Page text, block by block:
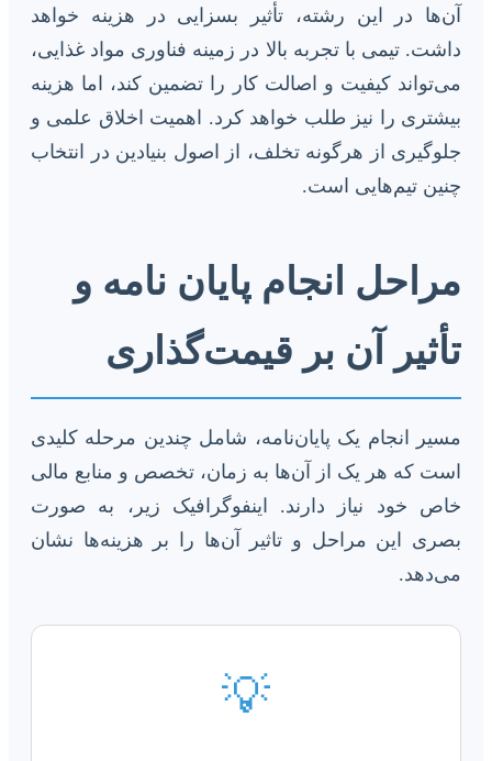
آن‌ها در این رشته، تأثیر بسزایی در هزینه خواهد
داشت. تیمی با تجربه بالا در زمینه فناوری مواد غذایی،
می‌تواند کیفیت و اصالت کار را تضمین کند، اما هزینه
بیشتری را نیز طلب خواهد کرد. اهمیت اخلاق علمی و
جلوگیری از هرگونه تخلف، از اصول بنیادین در انتخاب
چنین تیم‌هایی است.
مراحل انجام پایان نامه و
تأثیر آن بر قیمت‌گذاری
مسیر انجام یک پایان‌نامه، شامل چندین مرحله کلیدی
است که هر یک از آن‌ها به زمان، تخصص و منابع مالی
خاص خود نیاز دارند. اینفوگرافیک زیر، به صورت
بصری این مراحل و تاثیر آن‌ها را بر هزینه‌ها نشان
می‌دهد.
💡